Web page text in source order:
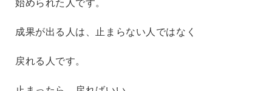
始められた人 です。
成果が出る人は、止まらない人ではなく
戻れる人 です。